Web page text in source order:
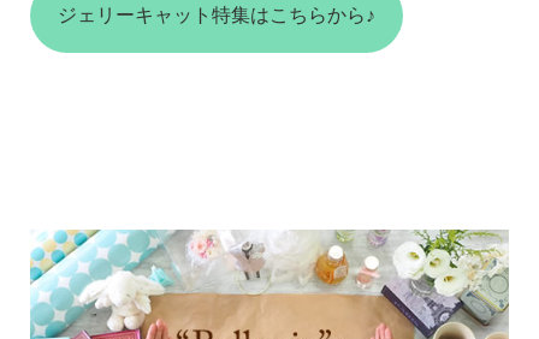
ジェリーキャット特集はこちらから♪